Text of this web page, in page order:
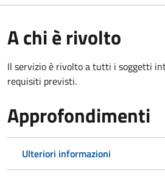
A chi è rivolto
Il servizio è rivolto a tutti i soggetti
requisiti previsti.
Approfondimenti
Ulteriori informazioni